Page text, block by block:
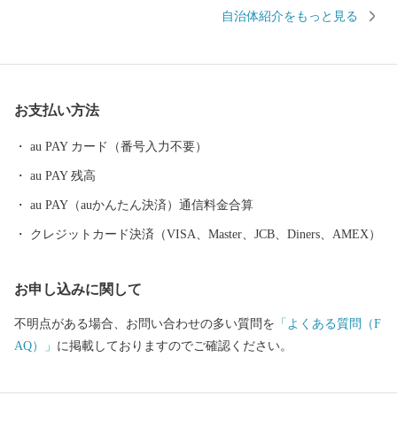
質は、豊かな食文化の魅力と相まって、「日本の心が息づく」癒
自治体紹介をもっと見る
お支払い方法
au PAY カード（番号入力不要）
au PAY 残高
au PAY（auかんたん決済）通信料金合算
クレジットカード決済（VISA、Master、JCB、Diners、AMEX）
お申し込みに関して
不明点がある場合、お問い合わせの多い質問を 「よくある質問（F
AQ）」 に掲載しておりますのでご確認ください。